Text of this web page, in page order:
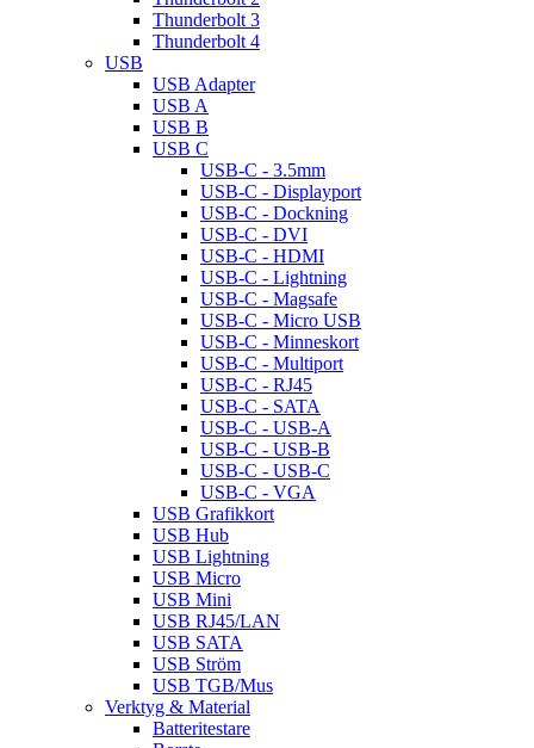
Thunderbolt 3
Thunderbolt 4
USB
USB Adapter
USB A
USB B
USB C
USB-C - 3.5mm
USB-C - Displayport
USB-C - Dockning
USB-C - DVI
USB-C - HDMI
USB-C - Lightning
USB-C - Magsafe
USB-C - Micro USB
USB-C - Minneskort
USB-C - Multiport
USB-C - RJ45
USB-C - SATA
USB-C - USB-A
USB-C - USB-B
USB-C - USB-C
USB-C - VGA
USB Grafikkort
USB Hub
USB Lightning
USB Micro
USB Mini
USB RJ45/LAN
USB SATA
USB Ström
USB TGB/Mus
Verktyg & Material
Batteritestare